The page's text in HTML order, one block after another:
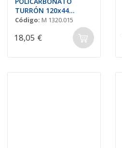
TURRÓN 120x44
H=19mm (6und.)
Código: M 1320.015
18,05 €